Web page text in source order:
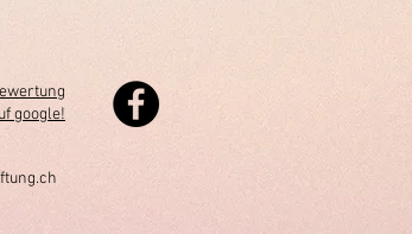
google!